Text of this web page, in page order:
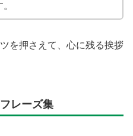
を押さえて、心に残る挨拶
レーズ集